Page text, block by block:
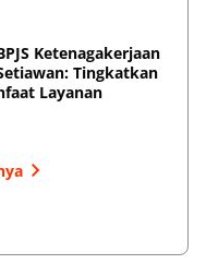
Ketenagakerjaan
Tingkatkan
Layanan